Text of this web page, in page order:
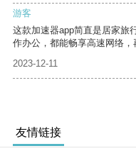
游客
这款加速器app简直是居家旅
作办公，都能畅享高速网络，
2023-12-11
友情链接